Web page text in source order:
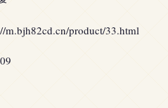
product/33.html